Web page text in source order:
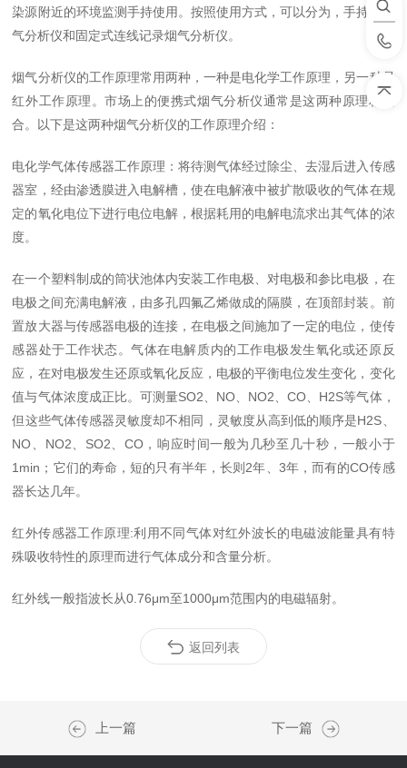
染源附近的环境监测手持使用。按照使用方式，可以分为，手持式烟
气分析仪和固定式连线记录烟气分析仪。
烟气分析仪的工作原理常用两种，一种是电化学工作原理，另一种是
红外工作原理。市场上的便携式烟气分析仪通常是这两种原理相结
合。以下是这两种烟气分析仪的工作原理介绍：
电化学气体传感器工作原理：将待测气体经过除尘、去湿后进入传感
器室，经由渗透膜进入电解槽，使在电解液中被扩散吸收的气体在规
定的氧化电位下进行电位电解，根据耗用的电解电流求出其气体的浓
度。
在一个塑料制成的筒状池体内安装工作电极、对电极和参比电极，在
电极之间充满电解液，由多孔四氟乙烯做成的隔膜，在顶部封装。前
置放大器与传感器电极的连接，在电极之间施加了一定的电位，使传
感器处于工作状态。气体在电解质内的工作电极发生氧化或还原反
应，在对电极发生还原或氧化反应，电极的平衡电位发生变化，变化
值与气体浓度成正比。可测量SO2、NO、NO2、CO、H2S等气体，
但这些气体传感器灵敏度却不相同，灵敏度从高到低的顺序是H2S、
NO、NO2、SO2、CO，响应时间一般为几秒至几十秒，一般小于
1min；它们的寿命，短的只有半年，长则2年、3年，而有的CO传感
器长达几年。
红外传感器工作原理:利用不同气体对红外波长的电磁波能量具有特
殊吸收特性的原理而进行气体成分和含量分析。
红外线一般指波长从0.76μm至1000μm范围内的电磁辐射。
返回列表
上一篇 下一篇